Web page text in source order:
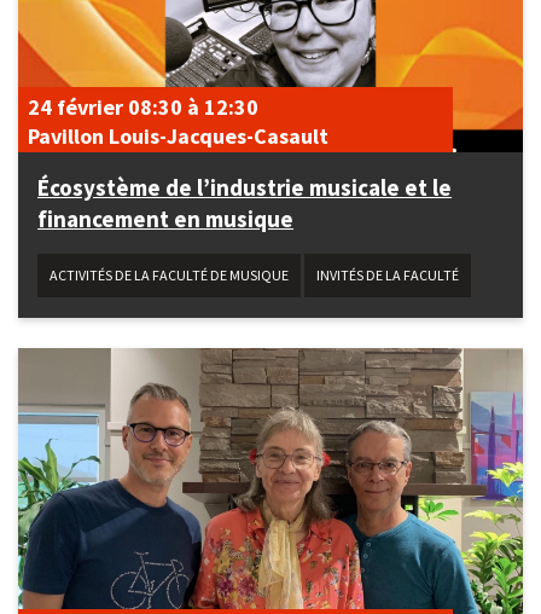
Écosystème de l’industrie musicale et le
financement en musique
24 février 08:30 à 12:30
Pavillon Louis-Jacques-Casault
ACTIVITÉS DE LA FACULTÉ DE MUSIQUE INVITÉS DE LA FACULTÉ